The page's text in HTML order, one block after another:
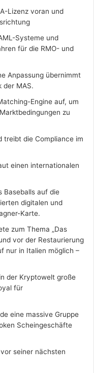
Lizenz voran und
Systeme und
für die RMO- und
Anpassung übernimmt
der MAS.
Engine auf, um
zu
treibt die Compliance im
einen internationalen
Baseballs auf die
digitalen und
Karte.
zum Thema „Das
vor der Restaurierung
nur in Italien möglich –
der Kryptowelt große
für
eine massive Gruppe
Scheingeschäfte
seiner nächsten